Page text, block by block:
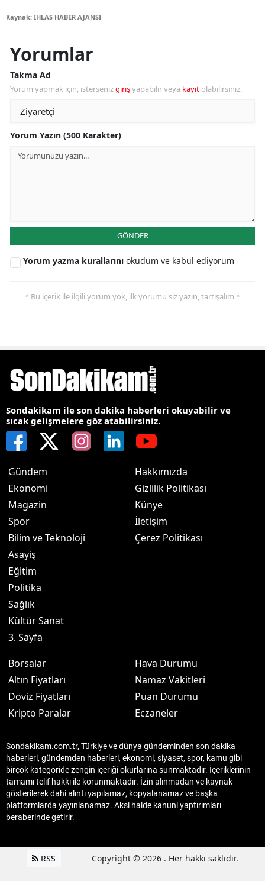
Kaynak: İHLAS HABER AJANSI
Yorumlar
Takma Ad
Yorum yapmak için, istersenizgirişyapabilir veya kayıt olabilirsiniz.
Yorum Yazın (500 Karakter)
GÖNDER
Yorum yazma kurallarını okudum ve kabul ediyorum
* Bu içerik ile ilgili yorum yok, ilk yorumu siz yazın, tartışalım *
Sondakikam ile son dakika haberleri okuyabilir ve
sıcak gelişmelere göz atabilirsiniz.
Gündem
Ekonomi
Magazin
Spor
Bilim ve Teknoloji
Asayiş
Eğitim
Politika
Sağlık
Kültür Sanat
3. Sayfa
Hakkımızda
Gizlilik Politikası
Künye
İletişim
Çerez Politikası
Borsalar
Altın Fiyatları
Döviz Fiyatları
Kripto Paralar
Hava Durumu
Namaz Vakitleri
Puan Durumu
Eczaneler
Sondakikam.com.tr, Türkiye ve dünya gündeminden son dakika
haberleri, gündemden haberleri, ekonomi, siyaset, spor, kamu gibi
birçok kategoride zengin içeriği okurlarına sunmaktadır. İçeriklerinin
tamamı telif hakkı ile korunmaktadır. İzin alınmadan ve kaynak
gösterilerek dahi alıntı yapılamaz, kopyalanamaz ve başka
platformlarda yayınlanamaz. Aksi halde kanuni yaptırımları
beraberinde getirir.
RSS Copyright © 2026 . Her hakkı saklıdır.